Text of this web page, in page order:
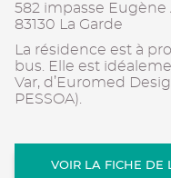
582 impasse Eugène
83130 La Garde
La résidence est à
bus. Elle est
Var, d’Euromed
PESSOA).
VOIR LA FICHE DE